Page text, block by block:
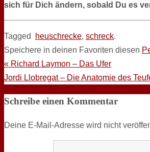
sich für Dich ändern, sobald Du es
Tagged heuschrecke, schreck.
Speichere in deinen Favoriten diesen
« Richard Laymon – Das Ufer
Jordi Llobregat – Die Anatomie des
Schreibe einen Kommentar
Deine E-Mail-Adresse wird nicht